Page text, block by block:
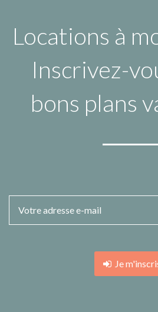
Locations à
Inscrivez-
bons plans
Je